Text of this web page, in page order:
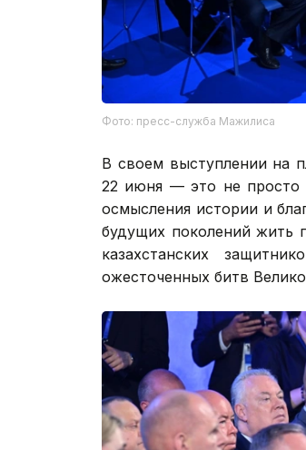
Фото: пресс-служба Мажилиса
В своем выступлении на
22 июня — это не просто
осмысления истории и
будущих поколений жить
казахстанских
ожесточенных битв